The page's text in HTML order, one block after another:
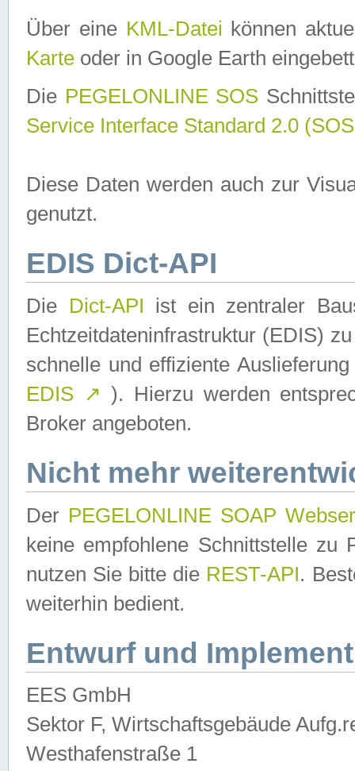
Über eine KML-Datei können
Karte oder in Google Earth
Die PEGELONLINE SOS
Service Interface Standard 2.0
Diese Daten werden auch zur
genutzt.
EDIS Dict-API
Die Dict-API ist ein zentraler
Echtzeitdateninfrastruktur (EDIS)
schnelle und effiziente
EDIS ↗ ). Hierzu werden
Broker angeboten.
Nicht mehr
Der PEGELONLINE SOAP
keine empfohlene Schnittstelle zu
nutzen Sie bitte die REST-API.
weiterhin bedient.
Entwurf und
EES GmbH
Sektor F, Wirtschaftsgebäude
Westhafenstraße 1